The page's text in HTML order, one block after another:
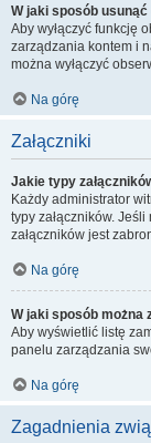
W jaki sposób
Aby wyłączyć funkcję
zarządzania kontem i
można wyłączyć
Na górę
Załączniki
Jakie typy
Każdy administrator
typy załączników.
załączników jest
Na górę
W jaki sposób można
Aby wyświetlić listę
panelu zarządzania
Na górę
Zagadnienia